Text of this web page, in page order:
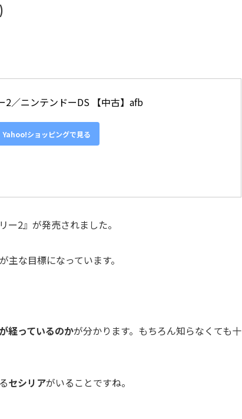
2／ニンテンドーDS 【中古】afb
Yahoo!ショッピングで見る
2』が発売されました。
な目標になっています。
経っているのかが分かります。もちろん知らなくても十
セシリアがいることですね。